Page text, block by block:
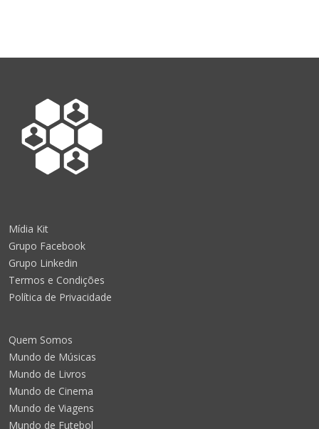
Mídia Kit
Grupo Facebook
Grupo Linkedin
Termos e Condições
Política de Privacidade
Quem Somos
Mundo de Músicas
Mundo de Livros
Mundo de Cinema
Mundo de Viagens
Mundo de Futebol